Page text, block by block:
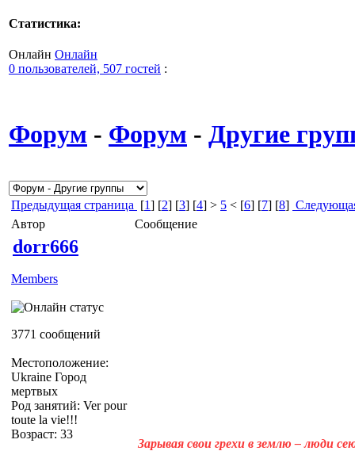
Статистика:
Онлайн Онлайн
0 пользователей, 507 гостей :
Форум - Форум - Другие
Предыдущая страница [1] [2] [3] [4] > 5 < [6] [7] [8]
Автор
Сообщение
dorr666
Members
3771 сообщений
Местоположение:
Ukraine Город
мертвых
Род занятий: Ver pour
toute la vie!!!
Возраст: 33
Зарывая свои грехи в землю – люди